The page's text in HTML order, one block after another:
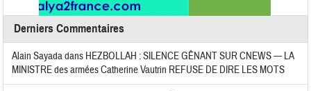
Derniers Commentaires
Alain Sayadadans HEZBOLLAH : SILENCE GÊNANT SUR CNEWS — LA
MINISTRE des armées Catherine Vautrin REFUSE DE DIRE LES MOTS